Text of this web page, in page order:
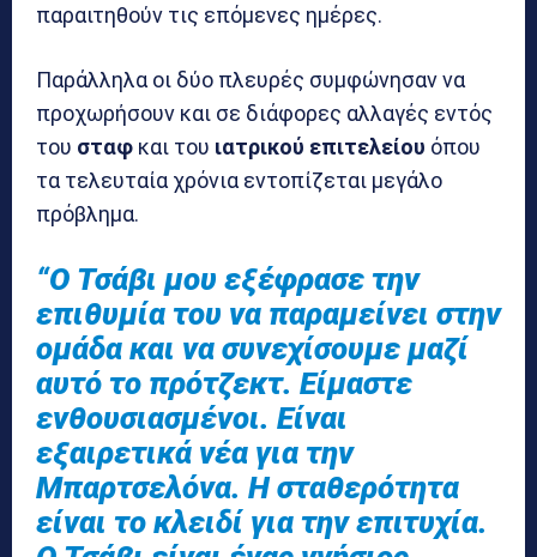
παραιτηθούν τις επόμενες ημέρες.
Παράλληλα οι δύο πλευρές συμφώνησαν να
προχωρήσουν και σε διάφορες αλλαγές εντός
του σταφ και του ιατρικού επιτελείου όπου
τα τελευταία χρόνια εντοπίζεται μεγάλο
πρόβλημα.
“Ο Τσάβι μου εξέφρασε την
επιθυμία του να παραμείνει στην
ομάδα και να συνεχίσουμε μαζί
αυτό το πρότζεκτ. Είμαστε
ενθουσιασμένοι. Είναι
εξαιρετικά νέα για την
Μπαρτσελόνα. Η σταθερότητα
είναι το κλειδί για την επιτυχία.